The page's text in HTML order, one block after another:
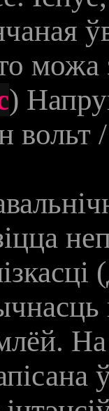
можа
)
вольт